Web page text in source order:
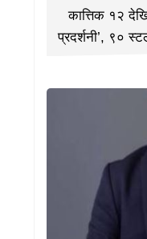
कात्तिक १२
प्रदर्शनी’, ९०